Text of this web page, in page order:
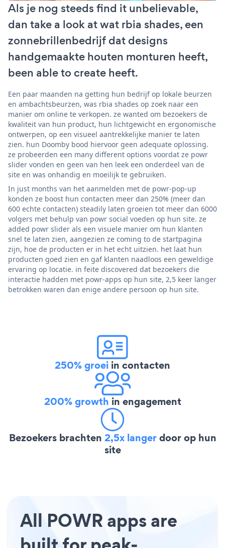
Als je nog steeds find it unbelievable,
dan take a look at wat rbia shades, een
zonnebrillenbedrijf dat designs
handgemaakte houten monturen heeft,
been able to create heeft.
Een paar maanden na getting hun bedrijf op lokale beurzen
en ambachtsbeurzen, was rbia shades op zoek naar een
manier om online te verkopen. ze wanted om bezoekers de
kwaliteit van hun product, hun lichtgewicht en ergonomische
ontwerpen, op een visueel aantrekkelijke manier te laten
zien. hun Doomby bood hiervoor geen adequate oplossing.
ze probeerden een many different options voordat ze powr
slider vonden en geen van hen leek een onderdeel van de
site en was onhandig en moeilijk te gebruiken.
In just months van het aanmelden met de powr-pop-up
konden ze boost hun contacten meer dan 250% (meer dan
600 echte contacten) steadily laten groeien tot meer dan 6000
volgers met behulp van powr social voeden op hun site. ze
added powr slider als een visuele manier om hun klanten
snel te laten zien, aangezien ze coming to de startpagina
zijn, hoe de producten er in het echt uitzien. het laat hun
producten goed zien en gaf klanten naadloos een geweldige
ervaring op locatie. in feite discovered dat bezoekers die
interactie hadden met powr-apps op hun site, 2,5 keer langer
betrokken waren dan enige andere persoon op hun site.
250% groei in contacten
200% growth in engagement
Bezoekers brachten 2,5x langerdoor op hun
site
All POWR apps are